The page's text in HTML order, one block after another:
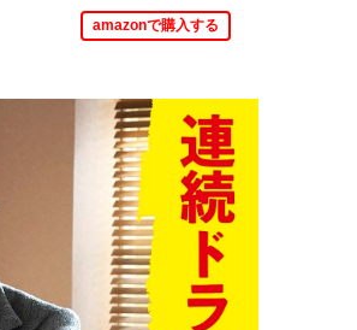
amazonで購入する